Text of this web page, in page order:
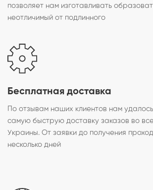
позволяет нам изготавливать
неотличимый от подлинного
Бесплатная доставка
По отзывам наших клиентов нам
самую быструю доставку заказов во
Украины. От заявки до получения
несколько дней